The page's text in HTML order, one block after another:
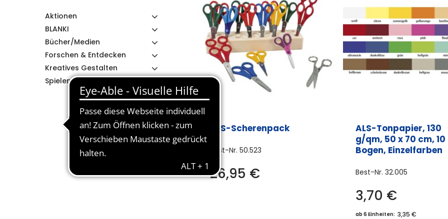
Aktionen
BLANKI
Bücher/Medien
Forschen & Entdecken
Kreatives Gestalten
Spielen & Lernen
ALS-Scherenpack
Best-Nr.50.523
26,95 €
ALS-Tonpapier, 130
g/qm, 50 x 70 cm, 10
Bogen, Einzelfarben
Best-Nr. 32.005
3,70 €
ab 6 Einheiten: 3,35 €